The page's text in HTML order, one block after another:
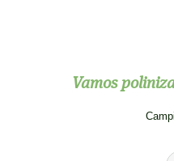
Vamos